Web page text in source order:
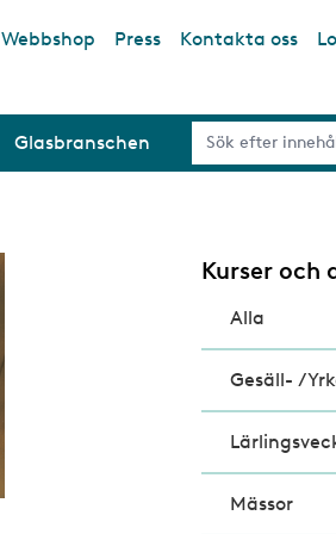
Webbshop Press Kontakta oss
Glasbranschen
Kurser och
Alla
Gesäll- /
Mässor